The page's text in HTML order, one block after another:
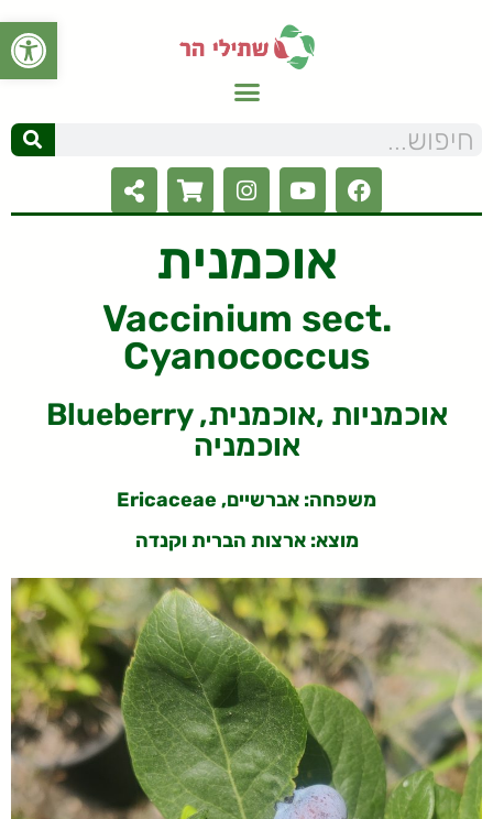
פתח
אוכמנית
Vaccinium sect.
Cyanococcus
Blueberry אוכמניות ,אוכמנית,
אוכמניה
משפחה: אברשיים, Ericaceae
מוצא: ארצות הברית וקנדה